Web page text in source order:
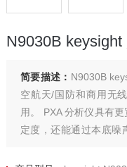
N9030B
简要描述： N9030B
空航天/国防和商用无
用。 PXA 分析仪具有
定度，还能通过本底噪